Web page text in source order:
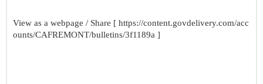
View as a webpage / Share [ https://content.govdelivery.com/acc
ounts/CAFREMONT/bulletins/3f1189a ]